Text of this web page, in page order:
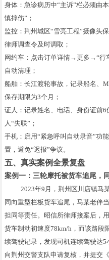
身体：急诊病历中“主诉”栏必须由
慎摔伤”；
监控：荆州城区“雪亮工程”摄像头
律师调查令及时调取；
网约车：点击订单详情→更多→“行
自动清理；
船舶：长江渡轮事故，记录船名、
保存期限为3个月；
证人：记录姓名、电话、身份证前
人“失联”；
手机：启用“紧急呼叫自动录音”功
置，避免“迟报”争议。
五、真实案例全景复盘
案例一：三轮摩托被货车追尾，
2023年9月，荆州区川店镇马
同向重型栏板货车追尾，马某老伴
担同等责任。昭信所律师接案后，
货车制动初速度78km/h，而该路段
续驾驶记录，发现司机连续驾驶达
向荆州交警支队申请复核，并提交